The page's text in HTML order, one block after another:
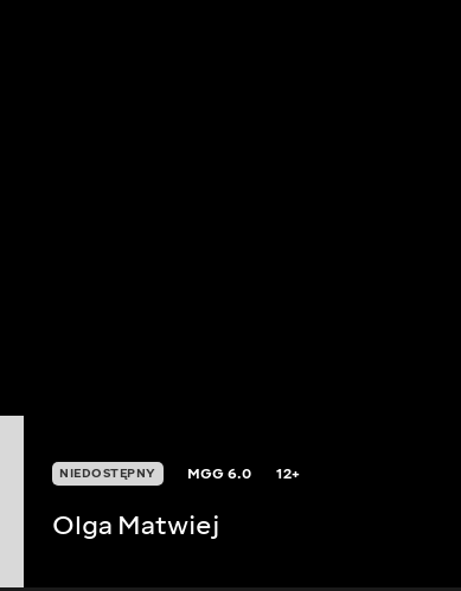
NIEDOSTĘPNY MGG6.0 12+
Olga Matwiej